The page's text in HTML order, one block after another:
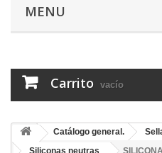
MENU
Carrito vacío
Catálogo general.
Siliconas neutras